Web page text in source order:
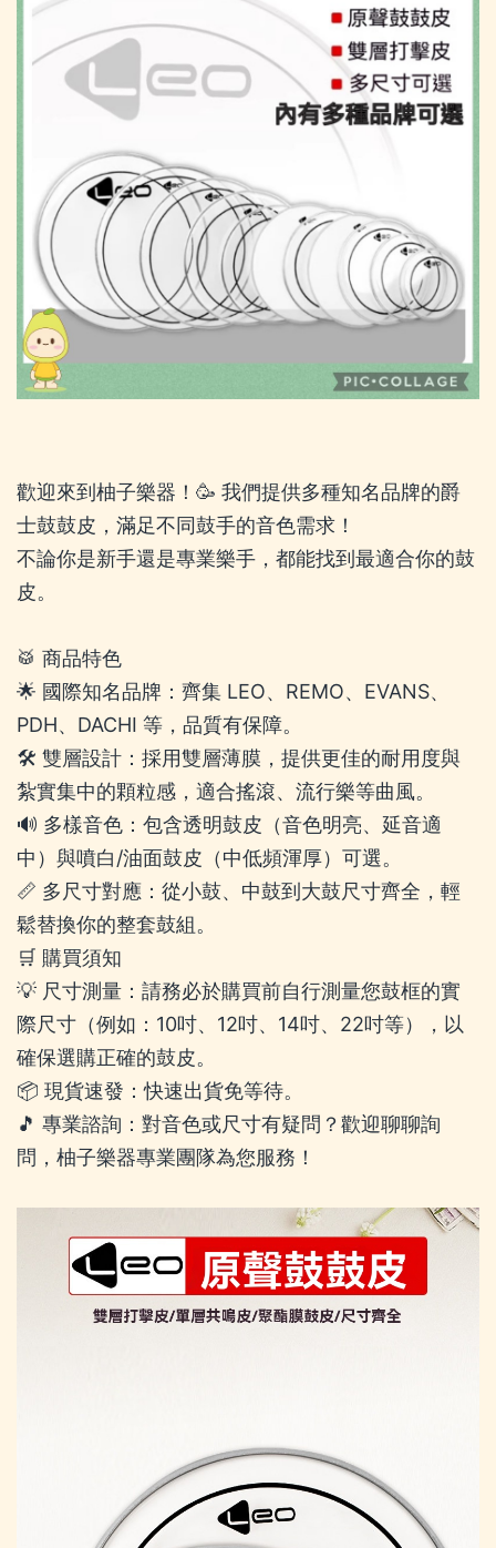
歡迎來到柚子樂器！🥳 我們提供多種知名品牌的爵
士鼓鼓皮，滿足不同鼓手的音色需求！
不論你是新手還是專業樂手，都能找到最適合你的鼓
皮。
🥁 商品特色
🌟 國際知名品牌：齊集 LEO、REMO、EVANS、
PDH、DACHI 等，品質有保障。
🛠️ 雙層設計：採用雙層薄膜，提供更佳的耐用度與
紮實集中的顆粒感，適合搖滾、流行樂等曲風。
🔊 多樣音色：包含透明鼓皮（音色明亮、延音適
中）與噴白/油面鼓皮（中低頻渾厚）可選。
📏 多尺寸對應：從小鼓、中鼓到大鼓尺寸齊全，輕
鬆替換你的整套鼓組。
🛒 購買須知
💡 尺寸測量：請務必於購買前自行測量您鼓框的實
際尺寸（例如：10吋、12吋、14吋、22吋等），以
確保選購正確的鼓皮。
📦 現貨速發：快速出貨免等待。
🎵 專業諮詢：對音色或尺寸有疑問？歡迎聊聊詢
問，柚子樂器專業團隊為您服務！